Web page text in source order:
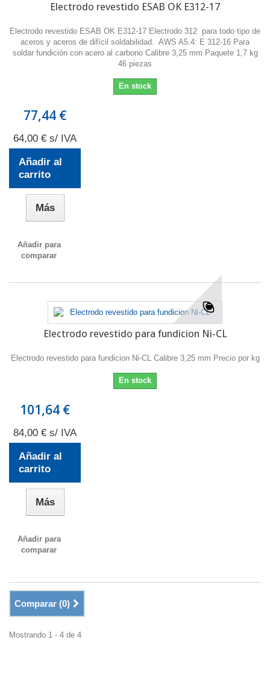
Electrodo revestido ESAB OK E312-17
Electrodo revestido ESAB OK E312-17 Electrodo 312 para todo tipo de
aceros y aceros de difícil soldabilidad. AWS A5.4: E 312-16 Para
soldar fundición con acero al carbono Calibre 3,25 mm Paquete 1,7 kg
46 piezas
En stock
77,44 €
64,00 € s/ IVA
Añadir al
carrito
Más
Añadir para
comparar
Electrodo revestido para fundicion Ni-CL
Electrodo revestido para fundicion Ni-CL Calibre 3,25 mm Precio por kg
En stock
101,64 €
84,00 € s/ IVA
Añadir al
carrito
Más
Añadir para
comparar
Comparar (0)
Mostrando 1 - 4 de 4